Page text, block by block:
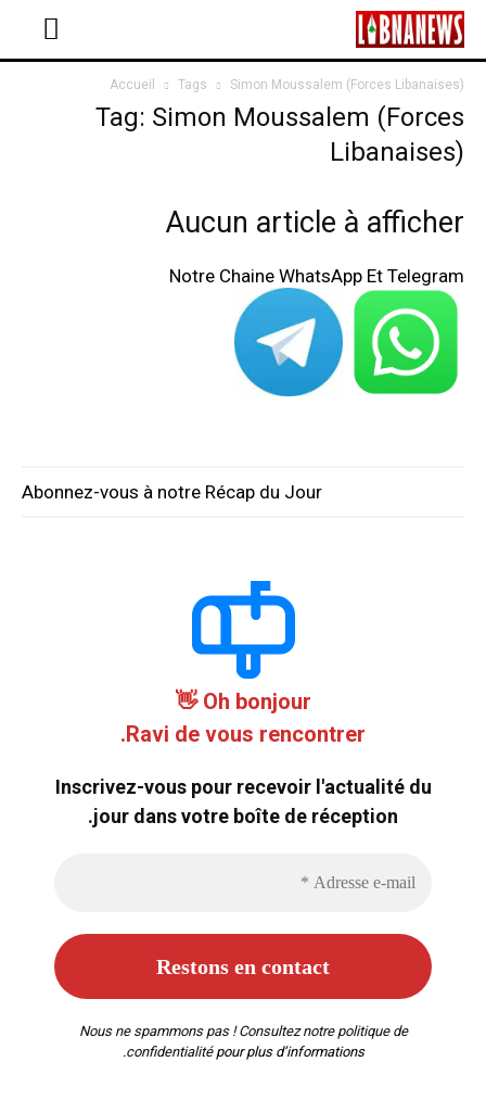
Accueil Tags Simon Moussalem (Forces Libanaises)
Tag: Simon Moussalem (Forces
Libanaises)
Aucun article à afficher
Notre Chaine WhatsApp Et Telegram
Abonnez-vous à notre Récap du Jour
Oh bonjour 👋
Ravi de vous rencontrer.
Inscrivez-vous pour recevoir l'actualité du
jour dans votre boîte de réception.
Nous ne spammons pas ! Consultez notre politique de
confidentialitépour plus d’informations.